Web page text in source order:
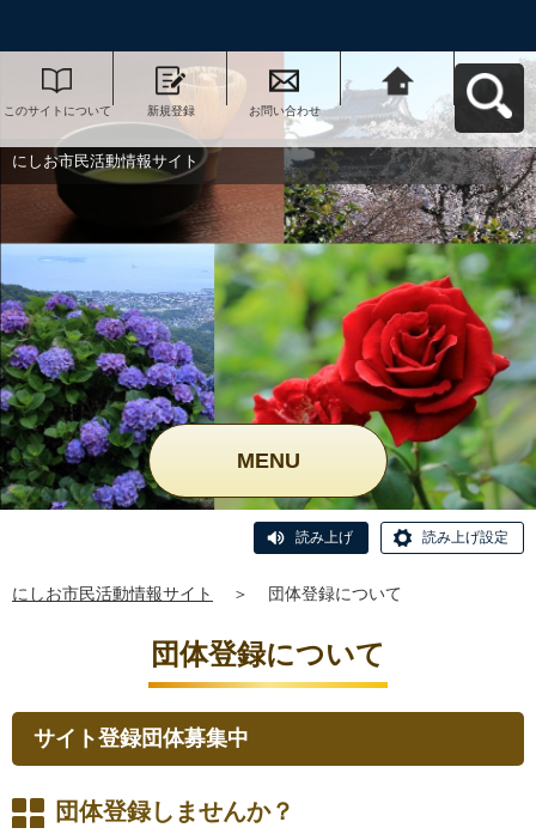
このサイトについて 新規登録 お問い合わせ
にしお市民活動情報
サイトへ戻る
にしお市民活動情報サイト
MENU
読み上げ 読み上げ設定
にしお市民活動情報サイト ＞ 団体登録について
団体登録について
サイト登録団体募集中
団体登録しませんか？